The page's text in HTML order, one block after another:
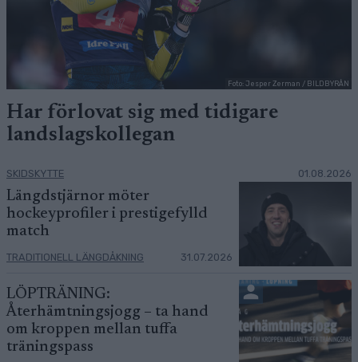
Foto: Jesper Zerman / BILDBYRÅN
Har förlovat sig med tidigare
landslagskollegan
SKIDSKYTTE 01.08.2026
Längdstjärnor möter
hockeyprofiler i prestigefylld
match
TRADITIONELL LÄNGDÅKNING 31.07.2026
LÖPTRÄNING:
Återhämtningsjogg – ta hand
om kroppen mellan tuffa
träningspass